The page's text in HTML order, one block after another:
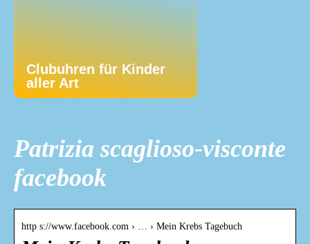
Clubuhren für Kinder
aller Art
Patrizia scaglioso-visconte
facebook
http s://www.facebook.com › … › Mein Krebs Tagebuch